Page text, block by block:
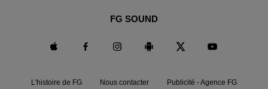
FG SOUND
L'histoire de FG Nous contacter Publicité - Agence FG